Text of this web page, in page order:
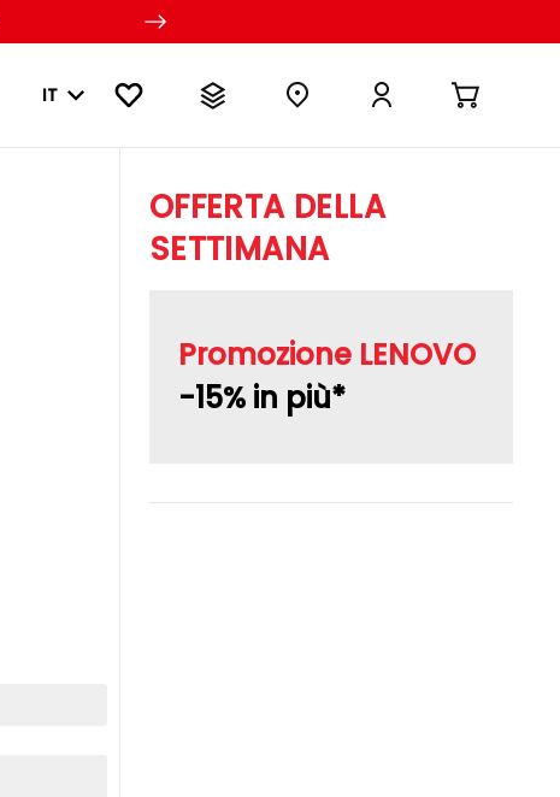
IT
OFFERTA DELLA
SETTIMANA
Promozione LENOVO
-15% in più*